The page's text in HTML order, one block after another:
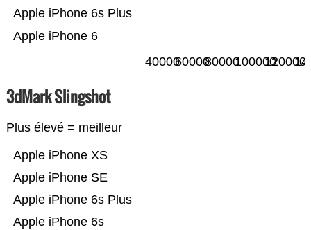
Apple iPhone 6
Apple iPhone 6s Plus
400006000080000100000120000
3dMark Slingshot
Plus élevé = meilleur
Apple iPhone 6s
Apple iPhone 6s Plus
Apple iPhone SE
Apple iPhone XS